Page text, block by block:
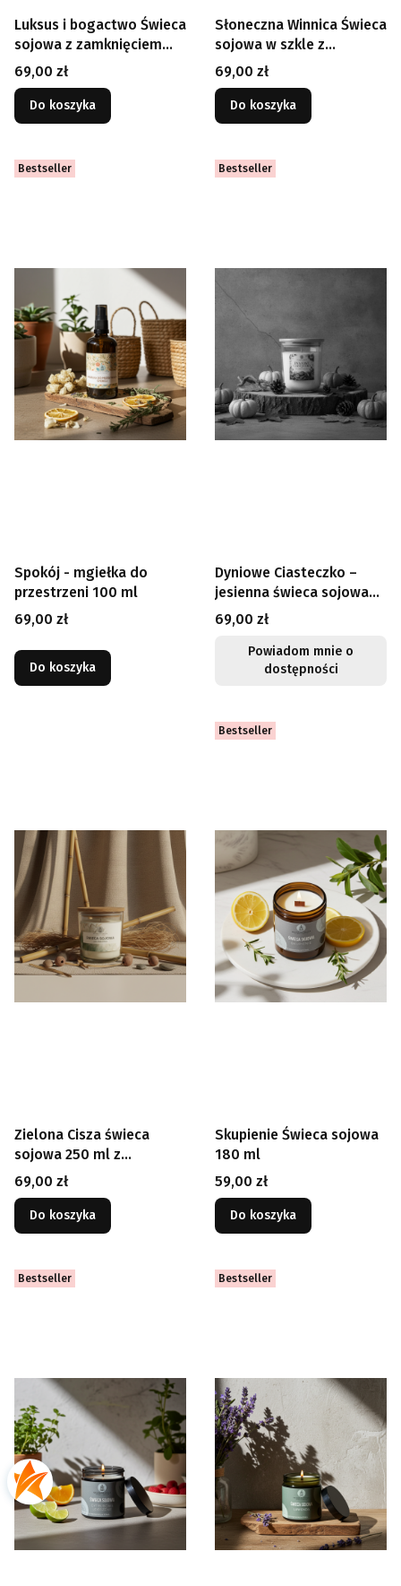
Luksus i bogactwo Świeca
sojowa z zamknięciem
250 ml
Cena
69,00 zł
Do koszyka
Słoneczna Winnica Świeca
sojowa w szkle z
drewnianym zamknięciem
250 ml
Cena
69,00 zł
Do koszyka
Bestseller
Spokój - mgiełka do
przestrzeni 100 ml
Cena
69,00 zł
Do koszyka
Bestseller
Dyniowe Ciasteczko –
jesienna świeca sojowa
250 ml
Cena
69,00 zł
Powiadom mnie o
dostępności
Zielona Cisza świeca
sojowa 250 ml z
zamknięciem
Cena
69,00 zł
Do koszyka
Bestseller
Skupienie Świeca sojowa
180 ml
Cena
59,00 zł
Do koszyka
Bestseller Bestseller